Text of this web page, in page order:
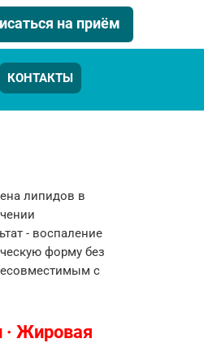
на приём
КОНТАКТЫ
липидов в
- воспаление
форму без
с
· Жировая